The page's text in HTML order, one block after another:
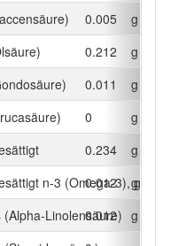
0.005
g
0.212
g
0.011
g
0
g
0.234
g
n-3 (Omega-3), gesamt
0.012
g
Linolensäure)
0.012
g